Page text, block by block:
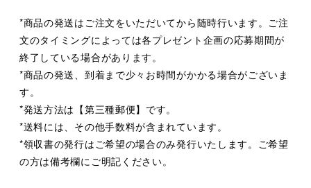
*商品の発送はご注文をいただいてから随時行います。ご注
文のタイミングによっては各プレゼント企画の応募期間が
終了している場合があります。
*商品の発送、到着まで少々お時間がかかる場合がございま
す。
*発送方法は【第三種郵便】です。
*送料には、その他手数料が含まれています。
*領収書の発行はご希望の場合のみ発行いたします。ご希望
の方は備考欄にご明記ください。